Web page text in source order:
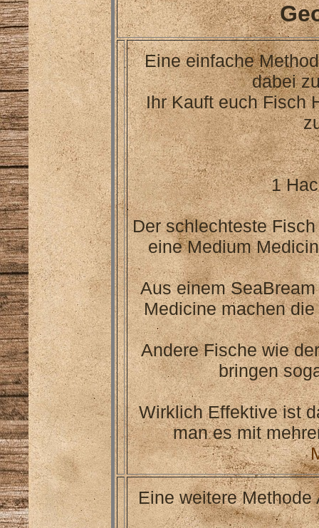
Eine einfache
dabei
Ihr Kauft euch Fisch
1
Der schlechteste
eine Medium
Aus einem
Medicine machen
Andere Fische wie
bringen
Wirklich Effektive ist
man es mit
Eine weitere